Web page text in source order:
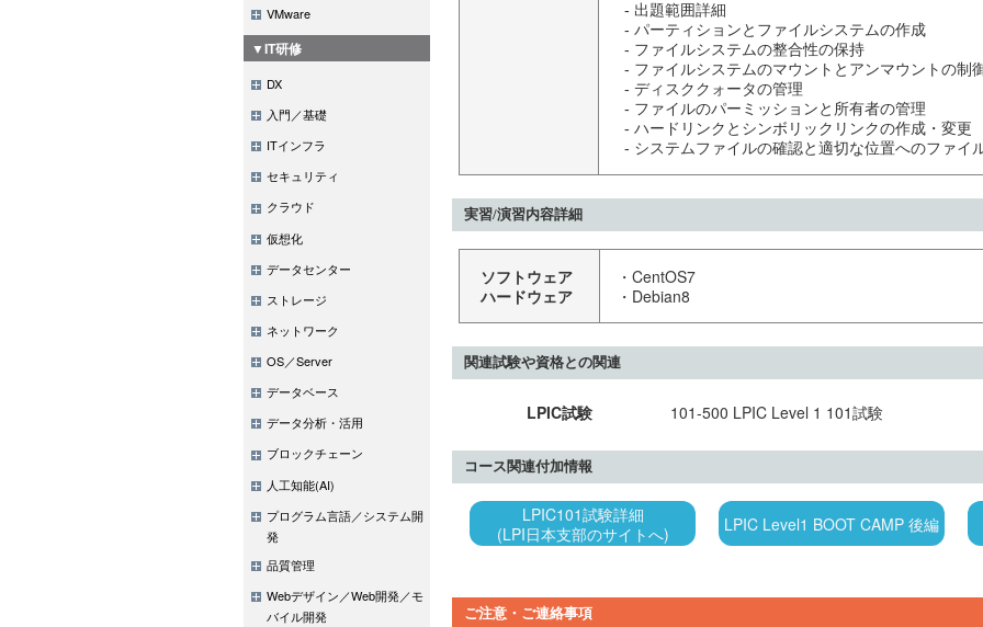
VMware
▼IT研修
DX
入門／基礎
ITインフラ
セキュリティ
クラウド
仮想化
データセンター
ストレージ
ネットワーク
OS／Server
データベース
データ分析・活用
ブロックチェーン
人工知能(AI)
プログラム言語／システム開
発
品質管理
Webデザイン／Web開発／モ
バイル開発
- システムファイルの確認と適切な位置へのファイ
実習/演習内容詳細
ソフトウェア
ハードウェア
・CentOS7
・Debian8
関連試験や資格との関連
LPIC試験 101-500 LPIC Level 1 101試験
コース関連付加情報
LPIC101試験詳細
(LPI日本支部のサイトへ)
LPIC Level1 BOOT CAMP 後編
ご注意・ご連絡事項